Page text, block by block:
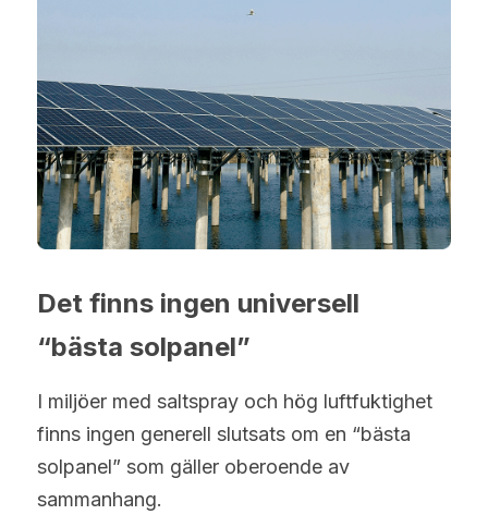
Det finns ingen universell
“bästa solpanel”
I miljöer med saltspray och hög luftfuktighet
finns ingen generell slutsats om en “bästa
solpanel” som gäller oberoende av
sammanhang.